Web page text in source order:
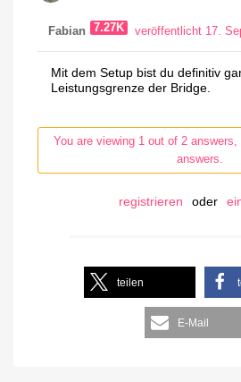
Fabian 7.27K
veröffentlicht 17.
Mit dem Setup bist du definitiv
Leistungsgrenze der Bridge.
You are viewing 1 out of 2 answers,
answers.
registrieren oder
teilen
E-Mail